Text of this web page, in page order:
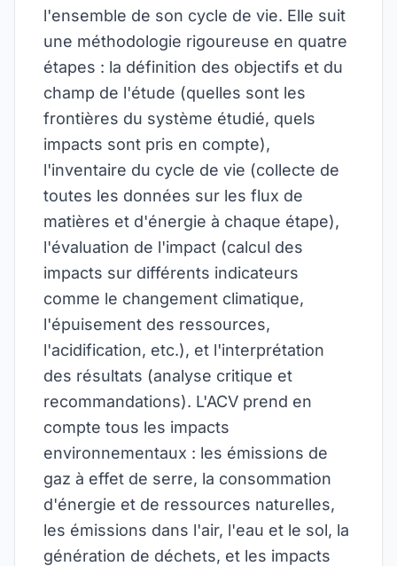
l'ensemble de son cycle de vie. Elle suit
une méthodologie rigoureuse en quatre
étapes : la définition des objectifs et du
champ de l'étude (quelles sont les
frontières du système étudié, quels
impacts sont pris en compte),
l'inventaire du cycle de vie (collecte de
toutes les données sur les flux de
matières et d'énergie à chaque étape),
l'évaluation de l'impact (calcul des
impacts sur différents indicateurs
comme le changement climatique,
l'épuisement des ressources,
l'acidification, etc.), et l'interprétation
des résultats (analyse critique et
recommandations). L'ACV prend en
compte tous les impacts
environnementaux : les émissions de
gaz à effet de serre, la consommation
d'énergie et de ressources naturelles,
les émissions dans l'air, l'eau et le sol, la
génération de déchets, et les impacts